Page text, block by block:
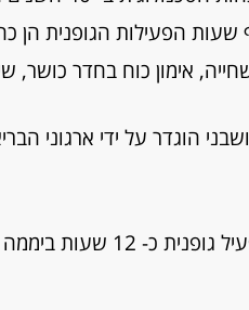
שעות הפעילות הגופנית הן
אימון כוח בחדר כושר,
הוגדר על ידי ארגוני